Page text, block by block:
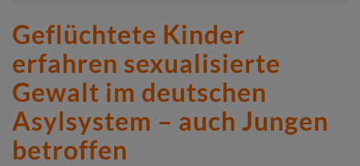
Geflüchtete Kinder
erfahren sexualisierte
Gewalt im deutschen
Asylsystem – auch Jungen
betroffen